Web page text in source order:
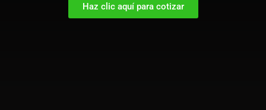
Haz clic aquí para cotizar